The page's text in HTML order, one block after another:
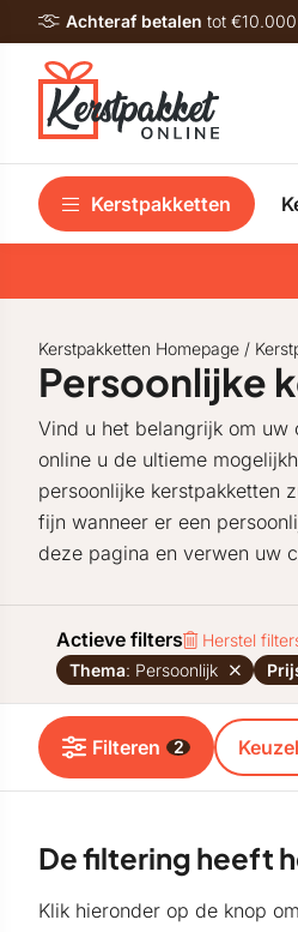
Achteraf betalen tot
Kerstpakketten
Kerstpakketten Homepage /
Persoonlijke
Vind u het belangrijk om uw
online u de ultieme
persoonlijke kerstpakketten
fijn wanneer er een
deze pagina en verwen uw
Actieve filters
Herstel
Thema: Persoonlijk
Filteren 2
De filtering heeft
Klik hieronder op de knop